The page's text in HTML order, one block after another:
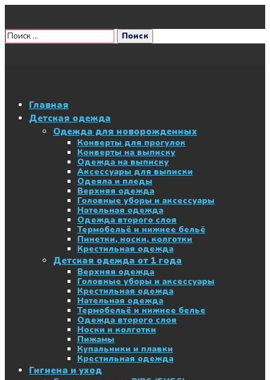
Главная
Детская одежда
Одежда для новорожденных
Конверты для прогулок
Конверты на выписку
Одежда на выписку
Аксессуары для выписки
Одеяла и пледы
Верхняя одежда
Головные уборы и аксессуары
Нательная одежда
Одежда второго слоя
Термобельё и нижнее бельё
Пинетки, носки, колготки
Крестильная одежда
Детская одежда от 1 года
Верхняя одежда
Головные уборы и аксессуары
Крестильная одежда
Нательная одежда
Термобельё и нижнее белье
Одежда второго слоя
Носки и колготки
Пижамы
Купальники и плавки
Крестильная одежда
Гигиена и уход